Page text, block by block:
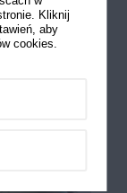
Kliknij
aby
cookies.